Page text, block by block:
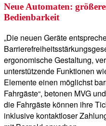
Neue Automaten:
Bedienbarkeit
„Die neuen Geräte
ergonomische Gestaltung,
unterstützende Funktionen
Elemente einen möglichst
Fahrgäste“, betonen MVG
die Fahrgäste können ihre
inklusive kontaktloser